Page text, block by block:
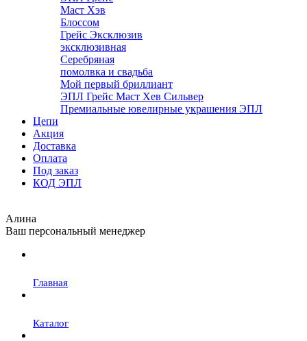
Маст Хэв
Блоссом
Грейс Эксклюзив
эксклюзивная
Серебряная
помолвка и свадьба
Мой первый бриллиант
ЭПЛ Грейс Маст Хев Сильвер
Премиальные ювелирные украшения ЭПЛ
Цепи
Акция
Доставка
Оплата
Под заказ
КОД ЭПЛ
Алина
Ваш персональный менеджер
Главная
Каталог